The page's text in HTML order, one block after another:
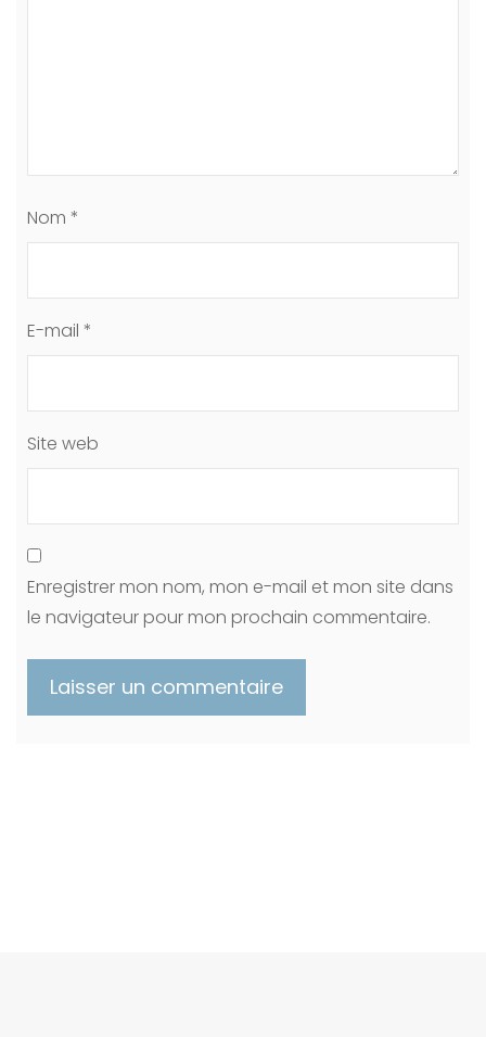
Nom *
E-mail *
Site web
Enregistrer mon nom, mon e-mail et mon site dans
le navigateur pour mon prochain commentaire.